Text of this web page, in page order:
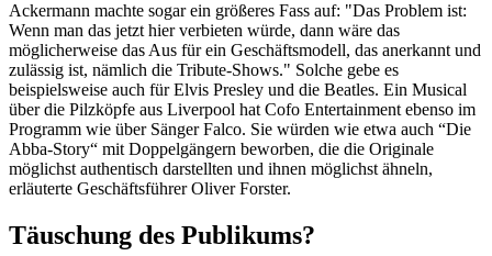
Ackermann machte sogar ein größeres Fass auf: "Das Problem ist:
Wenn man das jetzt hier verbieten würde, dann wäre das
möglicherweise das Aus für ein Geschäftsmodell, das anerkannt und
zulässig ist, nämlich die Tribute-Shows." Solche gebe es
beispielsweise auch für Elvis Presley und die Beatles. Ein Musical
über die Pilzköpfe aus Liverpool hat Cofo Entertainment ebenso im
Programm wie über Sänger Falco. Sie würden wie etwa auch “Die
Abba-Story“ mit Doppelgängern beworben, die die Originale
möglichst authentisch darstellten und ihnen möglichst ähneln,
erläuterte Geschäftsführer Oliver Forster.
Täuschung des Publikums?